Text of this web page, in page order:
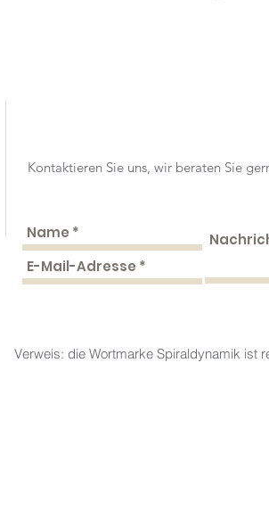
Kontaktieren Sie uns, wir beraten Sie
Verweis: die Wortmarke Spiraldynamik ist